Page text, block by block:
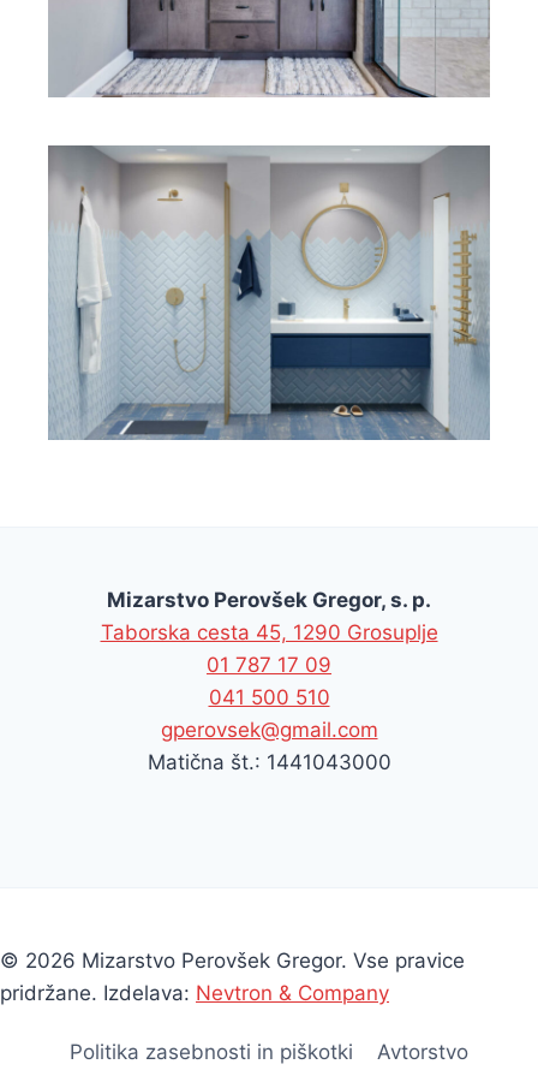
Mizarstvo Perovšek Gregor, s. p.
Taborska cesta 45, 1290 Grosuplje
01 787 17 09
041 500 510
gperovsek@gmail.com
Matična št.: 1441043000
© 2026 Mizarstvo Perovšek Gregor. Vse pravice
pridržane. Izdelava: Nevtron & Company
Politika zasebnosti in piškotki Avtorstvo